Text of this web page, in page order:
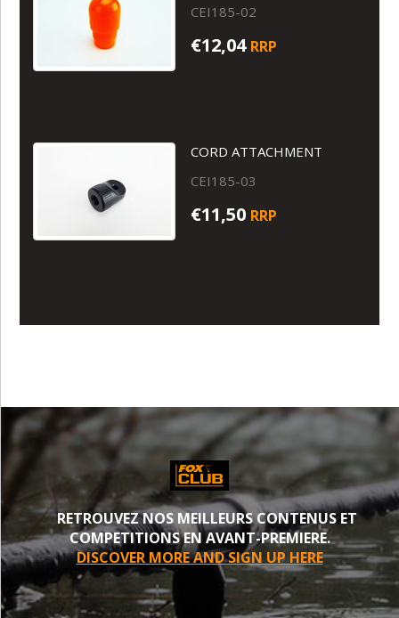
CEI185-02
€12,04 RRP
CORD ATTACHMENT
CEI185-03
€11,50 RRP
RETROUVEZ NOS MEILLEURS CONTENUS ET
COMPETITIONS EN AVANT-PREMIERE.
DISCOVER MORE AND SIGN UP HERE